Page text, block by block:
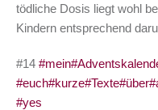
tödliche Dosis liegt wohl
Kindern entsprechend
#14 #mein
#euch#kurze#Texte#über
#yes